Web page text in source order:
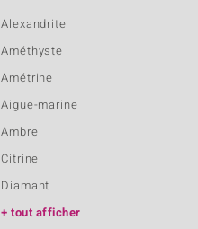
Alexandrite
Améthyste
Amétrine
Aigue-marine
Ambre
Citrine
Diamant
tout afficher